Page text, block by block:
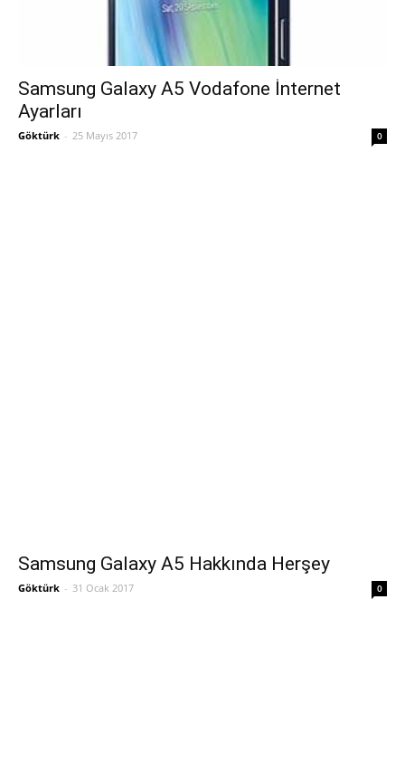
Samsung Galaxy A5 Vodafone İnternet
Ayarları
Göktürk - 25 Mayıs 2017 0
Samsung Galaxy A5 Hakkında Herşey
Göktürk - 31 Ocak 2017 0